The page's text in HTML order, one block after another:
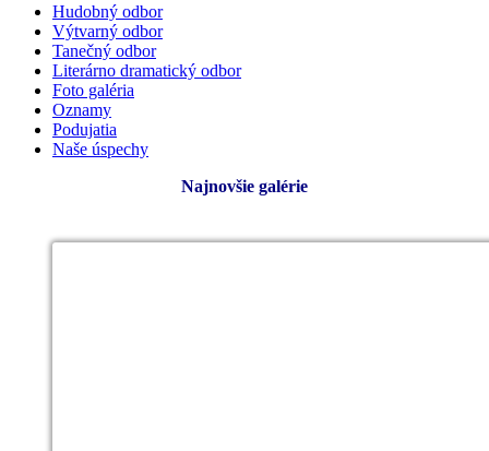
Hudobný odbor
Výtvarný odbor
Tanečný odbor
Literárno dramatický odbor
Foto galéria
Oznamy
Podujatia
Naše úspechy
Najnovšie galérie